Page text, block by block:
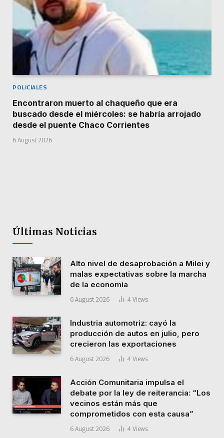
POLICIALES
Encontraron muerto al chaqueño que era
buscado desde el miércoles: se habría arrojado
desde el puente Chaco Corrientes
6 August 2026
Últimas Noticias
Alto nivel de desaprobación a Milei y
malas expectativas sobre la marcha
de la economía
6 August 2026 4 Views
Industria automotriz: cayó la
producción de autos en julio, pero
crecieron las exportaciones
6 August 2026 4 Views
Acción Comunitaria impulsa el
debate por la ley de reiterancia: “Los
vecinos están más que
comprometidos con esta causa”
6 August 2026 4 Views